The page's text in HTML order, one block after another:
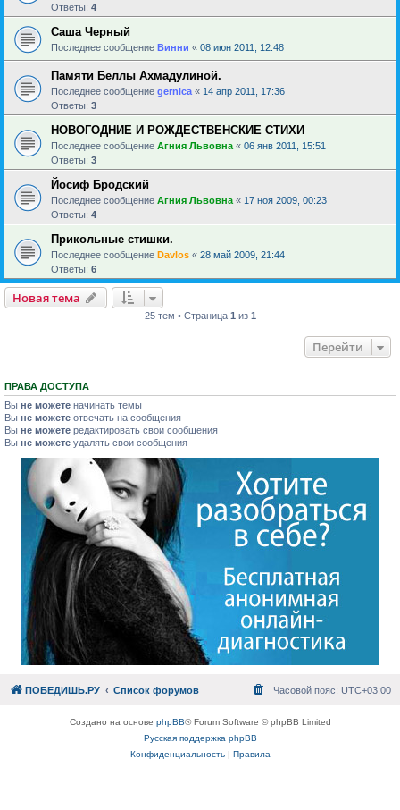
Ответы: 4
Саша Черный
Последнее сообщение Винни « 08 июн 2011, 12:48
Памяти Беллы Ахмадулиной.
Последнее сообщение gernica « 14 апр 2011, 17:36
Ответы: 3
НОВОГОДНИЕ И РОЖДЕСТВЕНСКИЕ СТИХИ
Последнее сообщение Агния Львовна « 06 янв 2011, 15:51
Ответы: 3
Йосиф Бродский
Последнее сообщение Агния Львовна « 17 ноя 2009, 00:23
Ответы: 4
Прикольные стишки.
Последнее сообщение Davlos « 28 май 2009, 21:44
Ответы: 6
Новая тема
25 тем • Страница 1 из 1
Перейти
ПРАВА ДОСТУПА
Вы не можете начинать темы
Вы не можете отвечать на сообщения
Вы не можете редактировать свои сообщения
Вы не можете удалять свои сообщения
ПОБЕДИШЬ.РУ Список форумов Часовой пояс: UTC+03:00
Создано на основе phpBB® Forum Software © phpBB Limited
Русская поддержка phpBB
Конфиденциальность| Правила